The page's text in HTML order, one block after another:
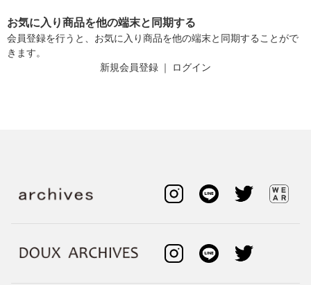
お気に入り商品を他の端末と同期する
会員登録を行うと、お気に入り商品を他の端末と同期することがで
きます。
新規会員登録 ｜ ログイン